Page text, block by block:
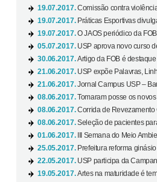
19.07.2017.Comissão contra
19.07.2017. Práticas Esportivas
19.07.2017.O JAOS periódico da
05.07.2017. USP aprova novo curso
30.06.2017.Artigo da FOB é
21.06.2017. USP expõe Palavras,
21.06.2017.Jornal Campus USP –
08.06.2017.Tomaram posse os
08.06.2017.Corrida de Revezamento
08.06.2017.Seleção de pacientes
01.06.2017.
III Semana do Meio
25.05.2017. Prefeitura reforma
22.05.2017. USP participa da
19.05.2017.Artes na maturidade é